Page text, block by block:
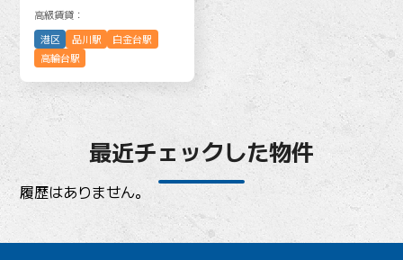
高級賃貸：
港区
品川駅
白金台駅
高輪台駅
最近チェックした物件
履歴はありません。